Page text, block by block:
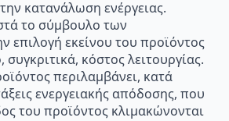
κατανάλωση ενέργειας.
το σύμβουλο των
επιλογή εκείνου του προϊόντος
κόστος λειτουργίας.
περιλαμβάνει, κατά
ενεργειακής απόδοσης, που
του προϊόντος κλιμακώνονται